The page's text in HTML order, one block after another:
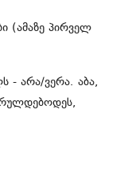
(ამაზე პირველ
- არა/ვერა. აბა,